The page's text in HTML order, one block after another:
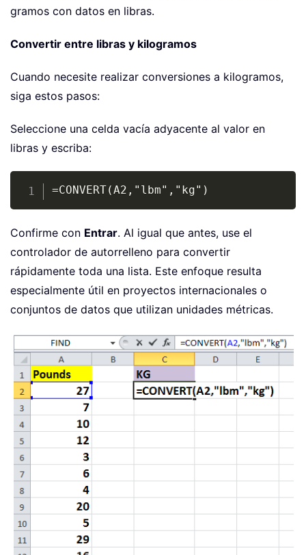
gramos con datos en libras.
Convertir entre libras y kilogramos
Cuando necesite realizar conversiones a kilogramos,
siga estos pasos:
Seleccione una celda vacía adyacente al valor en
libras y escriba:
=CONVERT(A2,"lbm","kg")
Confirme con Entrar. Al igual que antes, use el
controlador de autorrelleno para convertir
rápidamente toda una lista. Este enfoque resulta
especialmente útil en proyectos internacionales o
conjuntos de datos que utilizan unidades métricas.